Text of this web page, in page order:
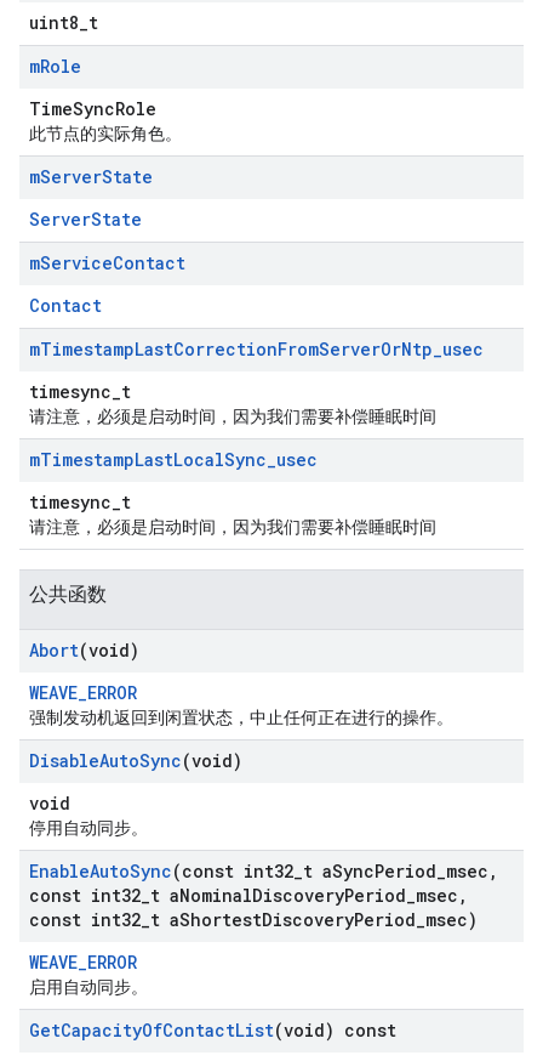
uint8_t
mRole
TimeSyncRole
此节点的实际角色。
mServerState
ServerState
mServiceContact
Contact
mTimestampLastCorrectionFromServerOrNtp_usec
timesync_t
请注意，必须是启动时间，因为我们需要补偿睡眠时间
mTimestampLastLocalSync_usec
timesync_t
请注意，必须是启动时间，因为我们需要补偿睡眠时间
公共函数
Abort(void)
WEAVE_ERROR
强制发动机返回到闲置状态，中止任何正在进行的操作。
DisableAutoSync(void)
void
停用自动同步。
EnableAutoSync(const int32 t aSyncPeriod msec ,
const int32 t aNominalDiscoveryPeriod msec ,
const int32 t aShortestDiscoveryPeriod msec)
WEAVE_ERROR
启用自动同步。
GetCapacityOfContactList(void) const